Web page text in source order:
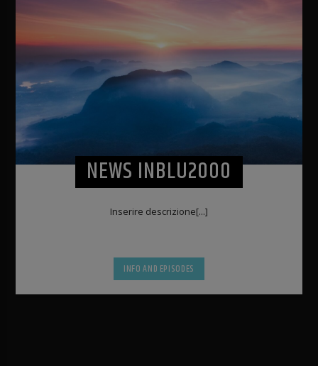
NEWS INBLU2000
Inserire descrizione[...]
INFO AND EPISODES